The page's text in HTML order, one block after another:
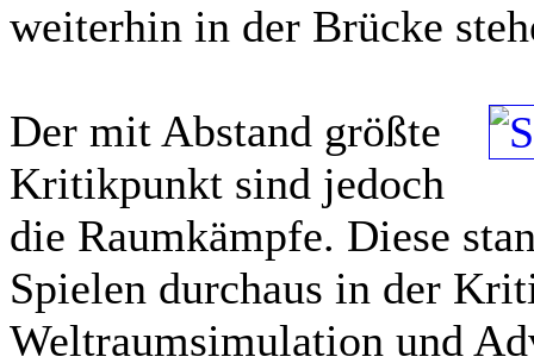
weiterhin in der Brücke
Der mit Abstand größte
Kritikpunkt sind jedoch
die Raumkämpfe. Diese
Spielen durchaus in der
Weltraumsimulation und